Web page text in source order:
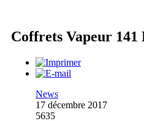
Coffrets Vapeur 141
News
17 décembre 2017
5635